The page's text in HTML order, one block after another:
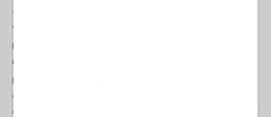
sanzioni contro la Russia. Ma se per la signora Harris va tutto
così bene, forse si asterrebbe dal comportarsi così”.
riuscita critica.
cose che non si può fare a meno di notare della candidata
democratica; l'altra è che non ha mai avuto un pensiero o un'idea